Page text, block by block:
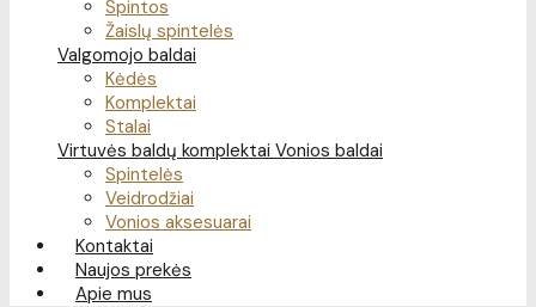
Spintos
Žaislų spintelės
Valgomojo baldai
Kėdės
Komplektai
Stalai
Virtuvės baldų komplektai Vonios baldai
Spintelės
Veidrodžiai
Vonios aksesuarai
Kontaktai
Naujos prekės
Apie mus